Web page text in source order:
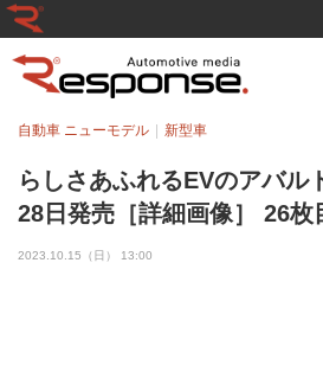
らしさあふれるEVのアバル
28日発売［詳細画像］ 26枚
自動車 ニューモデル 新型車
2023.10.15（日） 13:00